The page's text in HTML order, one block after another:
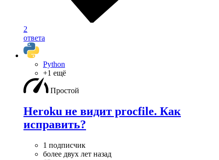
2
ответа
Python
+1 ещё
Простой
Heroku не видит procfile. Как
исправить?
1 подписчик
более двух лет назад